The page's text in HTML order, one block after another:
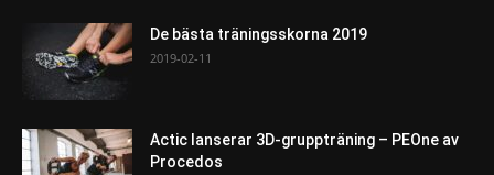
De bästa träningsskorna 2019
2019-02-11
Actic lanserar 3D-gruppträning – PEOne av
Procedos